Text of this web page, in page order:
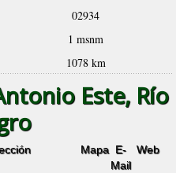
02934
1 msnm
1078 km
Este, Río
Mapa E-
Mail
Web